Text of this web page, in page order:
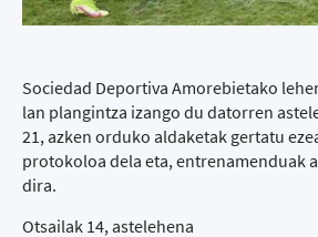
Sociedad Deportiva Amorebietako
lan plangintza izango du datorren
21, azken orduko aldaketak gertatu
protokoloa dela eta, entrenamenduak
dira.
Otsailak 14, astelehena